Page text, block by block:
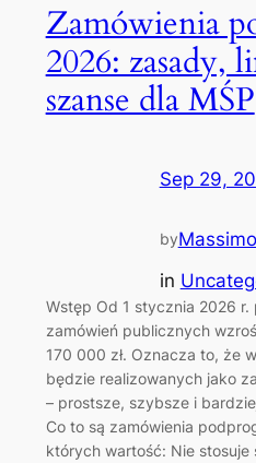
Zamówienia
2026: zasady,
szanse dla MŚP
Sep 29,
byMassimo
in
Wstęp Od 1 stycznia 2026 r.
zamówień publicznych
170 000 zł. Oznacza to, że
będzie realizowanych jako
– prostsze, szybsze i
Co to są zamówienia
których wartość: Nie stosuje